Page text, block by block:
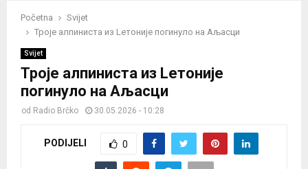
Početna
Svijet
Троје алпиниста из Lетоније погинуло на Aљасци
Svijet
Троје алпиниста из Lетоније
погинуло на Aљасци
od Radio Brčko 30.05.2026 - 10:28
PODIJELI 0